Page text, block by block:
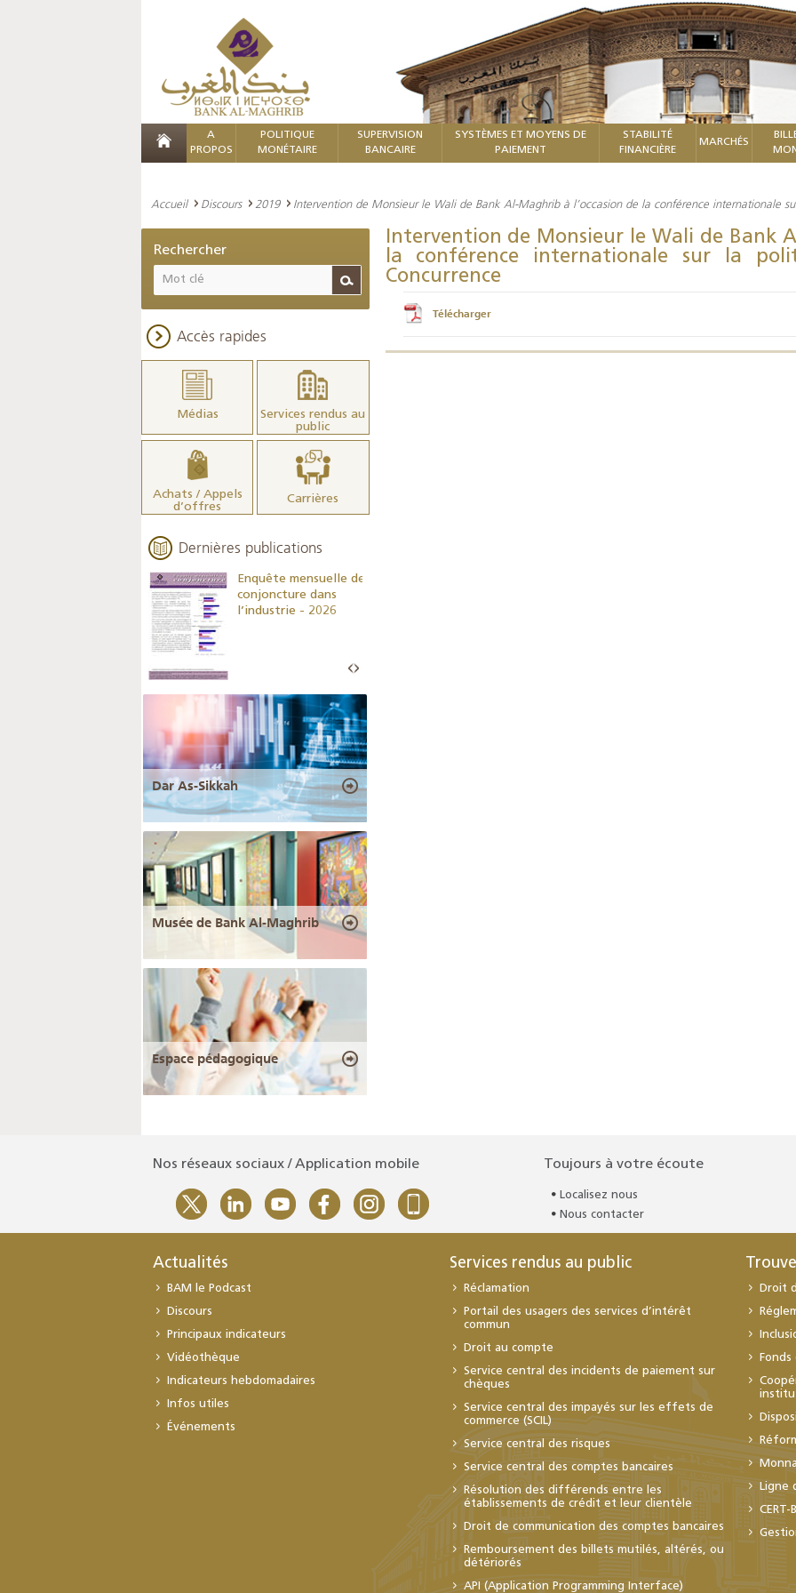
A
PROPOS
POLITIQUE
MONÉTAIRE
SUPERVISION
BANCAIRE
SYSTÈMES ET MOYENS DE
PAIEMENT
STABILITÉ
FINANCIÈRE
MARCHÉS
Accueil Discours 2019 Intervention de Monsieur le Wali de Bank Al-Maghrib à l’occasion de la conférence internationale
Intervention de Monsieur le Wali de Bank
la conférence internationale sur la
Concurrence
Télécharger
Rechercher
Accès rapides
Médias
Services rendus au
public
Achats / Appels
d’offres
Carrières
Dernières publications
Enquête mensuelle de
conjoncture dans
l’industrie - 2026
Dar As-Sikkah
Musée de Bank Al-Maghrib
Espace pédagogique
Nos réseaux sociaux / Application mobile Toujours à votre écoute
Localisez nous
Nous contacter
Actualités
BAM le Podcast
Discours
Principaux indicateurs
Vidéothèque
Indicateurs hebdomadaires
Infos utiles
Événements
Services rendus au public
Réclamation
Portail des usagers des services d’intérêt
commun
Droit au compte
Service central des incidents de paiement sur
chèques
Service central des impayés sur les effets de
commerce (SCIL)
Service central des risques
Service central des comptes bancaires
Résolution des différends entre les
établissements de crédit et leur clientèle
Droit de communication des comptes bancaires
Remboursement des billets mutilés, altérés, ou
détériorés
API (Application Programming Interface)
Droit
Ligne
CERT-